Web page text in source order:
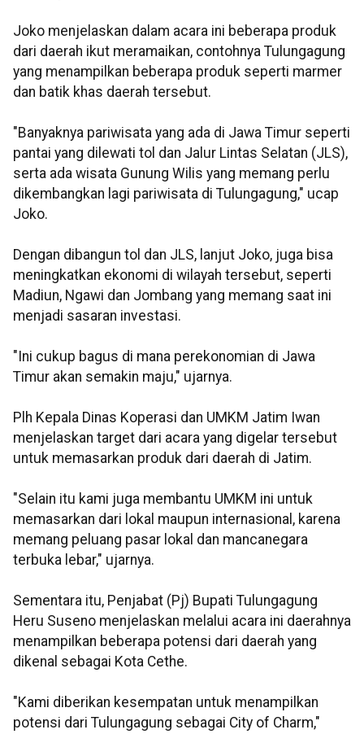
Joko menjelaskan dalam acara ini beberapa produk
dari daerah ikut meramaikan, contohnya Tulungagung
yang menampilkan beberapa produk seperti marmer
dan batik khas daerah tersebut.
"Banyaknya pariwisata yang ada di Jawa Timur seperti
pantai yang dilewati tol dan Jalur Lintas Selatan (JLS),
serta ada wisata Gunung Wilis yang memang perlu
dikembangkan lagi pariwisata di Tulungagung," ucap
Joko.
Dengan dibangun tol dan JLS, lanjut Joko, juga bisa
meningkatkan ekonomi di wilayah tersebut, seperti
Madiun, Ngawi dan Jombang yang memang saat ini
menjadi sasaran investasi.
"Ini cukup bagus di mana perekonomian di Jawa
Timur akan semakin maju," ujarnya.
Plh Kepala Dinas Koperasi dan UMKM Jatim Iwan
menjelaskan target dari acara yang digelar tersebut
untuk memasarkan produk dari daerah di Jatim.
"Selain itu kami juga membantu UMKM ini untuk
memasarkan dari lokal maupun internasional, karena
memang peluang pasar lokal dan mancanegara
terbuka lebar," ujarnya.
Sementara itu, Penjabat (Pj) Bupati Tulungagung
Heru Suseno menjelaskan melalui acara ini daerahnya
menampilkan beberapa potensi dari daerah yang
dikenal sebagai Kota Cethe.
"Kami diberikan kesempatan untuk menampilkan
potensi dari Tulungagung sebagai City of Charm,"